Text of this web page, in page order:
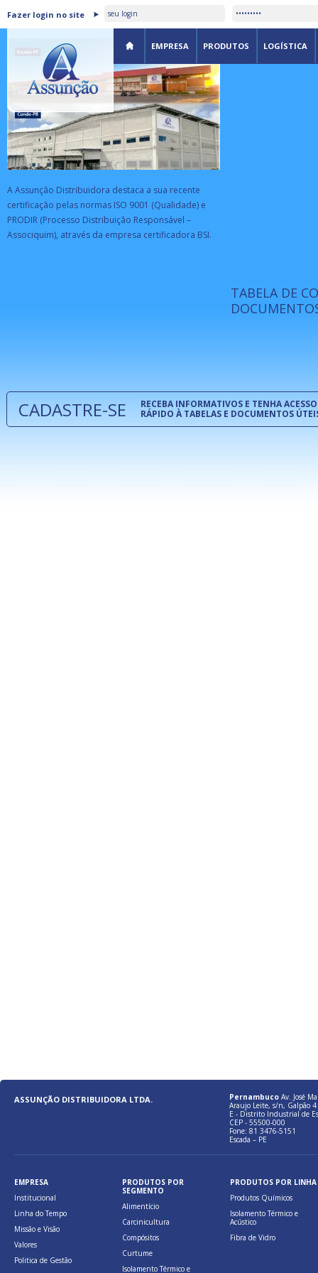
Fazer login no site
EMPRESA PRODUTOS LOGÍSTICA
ASSUNÇÃO DISTRIBUIDORA É
CERTIFICADA PELA BSI
A Assunção Distribuidora destaca a sua recente
certificação pelas normas ISO 9001 (Qualidade) e
PRODIR (Processo Distribuição Responsável –
Associquim), através da empresa certificadora BSI.
ISO 9001:
A
TABELA DE
CADASTRE-SE
RECEBA INFORMATIVOS E TENHA ACESSO
RÁPIDO À TABELAS E DOCUMENTOS
ASSUNÇÃO DISTRIBUIDORA LTDA. Pernambuco Av. José
Araujo Leite, s/n, Galpão 4
E - Distrito Industrial de
CEP - 55500-000
Fone: 81 3476-5151
Escada – PE
EMPRESA
Institucional
Linha do Tempo
Missão e Visão
Valores
Politica de Gestão
PRODUTOS POR
SEGMENTO
Alimentício
Carcinicultura
Compósitos
Curtume
Isolamento Térmico e
PRODUTOS POR LINHA
Produtos Químicos
Isolamento Térmico e
Acústico
Fibra de Vidro